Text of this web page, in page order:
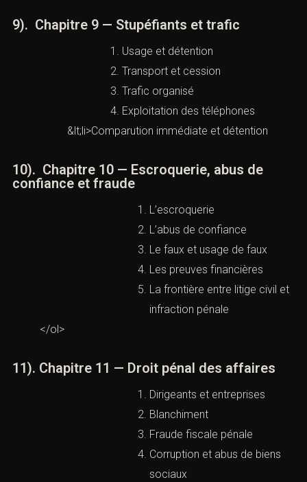
cause
9). Chapitre 9 — Stupéfiants et trafic
Usage et détention
Transport et cession
Trafic organisé
&lt;li>Comparution immédiate et détention
10). Chapitre 10 — Escroquerie, abus de
L’escroquerie
L’abus de confiance
Le faux et usage de faux
Les preuves financières
</ol>
11). Chapitre 11 — Droit pénal des affaires
Dirigeants et entreprises
Blanchiment
Fraude fiscale pénale